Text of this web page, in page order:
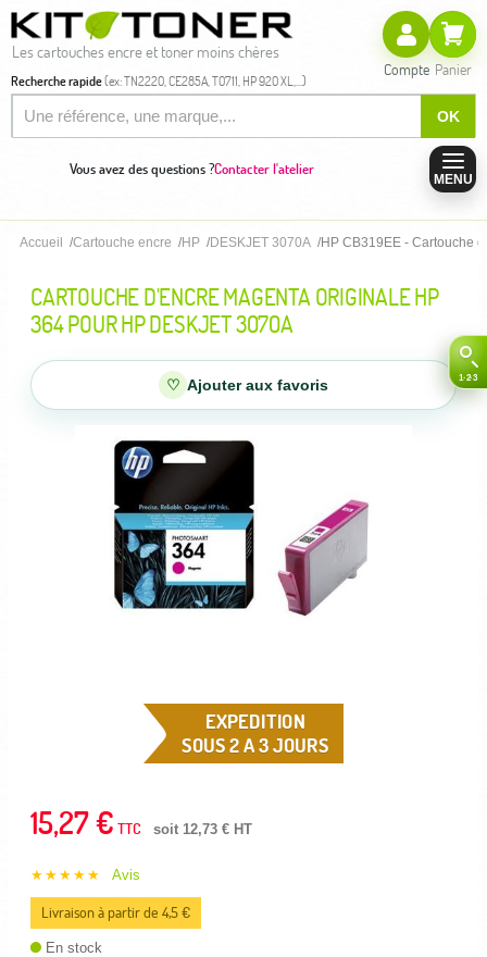
Les cartouches encre et toner moins chères
Recherche rapide(ex: TN2220, CE285A, T0711, HP 920 XL,...)
OK
Compte Panier
Vous avez des questions ?Contacter l'atelier
MENU
Accueil Cartouche encre HP DESKJET 3070A HP CB319EE - Cartouche
CARTOUCHE D'ENCRE MAGENTA ORIGINALE HP
364 POUR HP DESKJET 3070A
♡ Ajouter aux favoris
EXPEDITION
SOUS 2 A 3 JOURS
15,27 € TTC soit 12,73 € HT
★★★★★ Avis
Livraison à partir de 4,5 €
En stock